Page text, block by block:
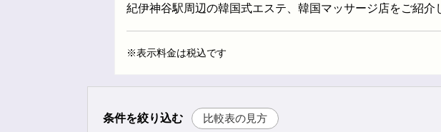
紀伊神谷駅周辺の韓国式エステ、韓国マッサージ店をご紹介
※表示料金は税込です
条件を絞り込む 比較表の見方